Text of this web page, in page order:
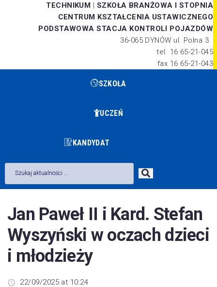
TECHNIKUM | SZKOŁA BRANŻOWA I STOPNIA
CENTRUM KSZTAŁCENIA USTAWICZNEGO
PODSTAWOWA STACJA KONTROLI POJAZDÓW
36-065 DYNÓW ul. Polna 3
tel. 16 65-21-045
fax 16 65-21-043
SZKOŁA
UCZEŃ
KANDYDAT
Jan Paweł II i Kard. Stefan
Wyszyński w oczach dzieci
i młodzieży
22/09/2025 at 10:24